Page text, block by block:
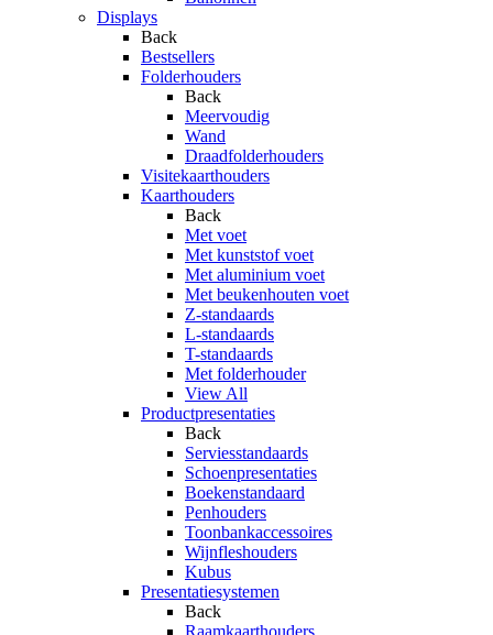
Displays
Back
Bestsellers
Folderhouders
Back
Meervoudig
Wand
Draadfolderhouders
Visitekaarthouders
Kaarthouders
Back
Met voet
Met kunststof voet
Met aluminium voet
Met beukenhouten voet
Z-standaards
L-standaards
T-standaards
Met folderhouder
View All
Productpresentaties
Back
Serviesstandaards
Schoenpresentaties
Boekenstandaard
Penhouders
Toonbankaccessoires
Wijnfleshouders
Kubus
Presentatiesystemen
Back
Raamkaarthouders